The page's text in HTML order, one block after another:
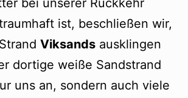
bei unserer Rückkehr
ist, beschließen wir,
Viksands ausklingen
dortige weiße Sandstrand
uns an, sondern auch viele